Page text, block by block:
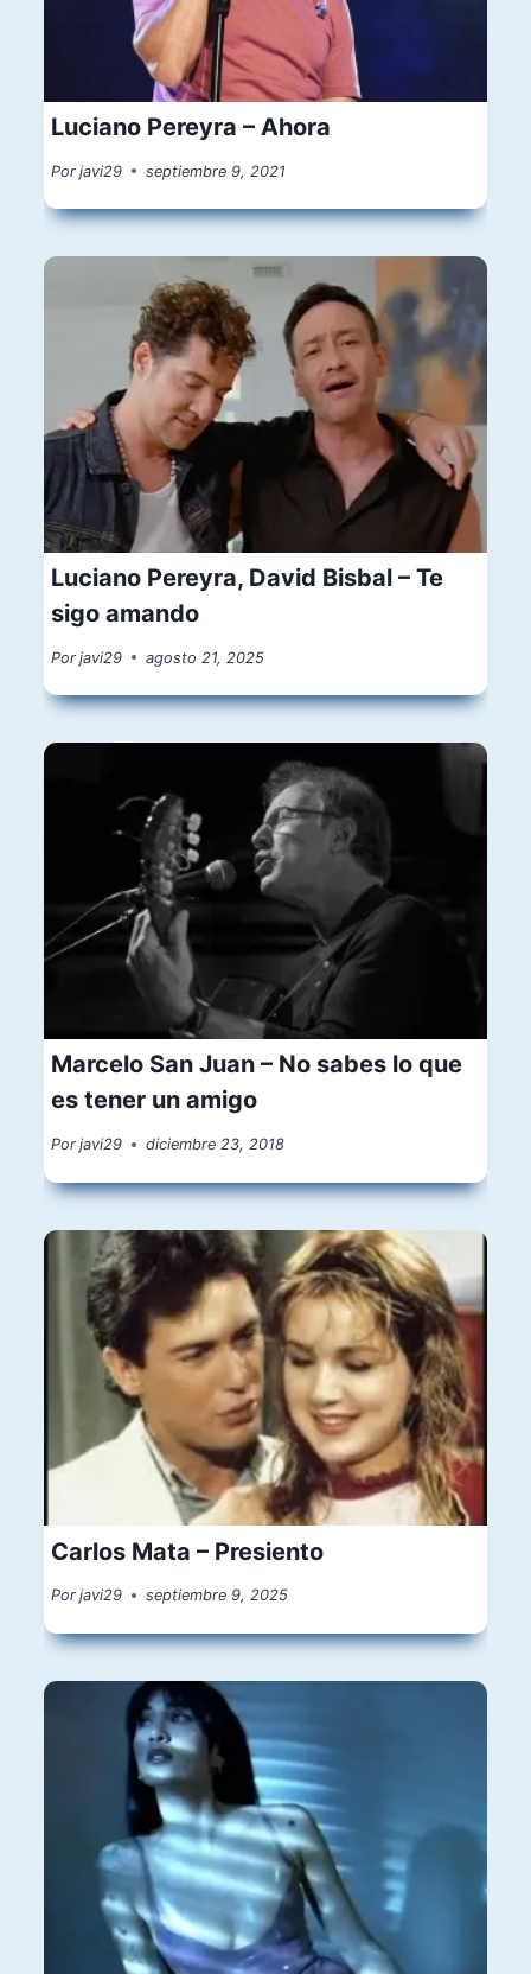
Luciano Pereyra – Ahora
Por javi29 septiembre 9, 2021
Luciano Pereyra, David Bisbal – Te
sigo amando
Por javi29 agosto 21, 2025
Marcelo San Juan – No sabes lo que
es tener un amigo
Por javi29 diciembre 23, 2018
Carlos Mata – Presiento
Por javi29 septiembre 9, 2025